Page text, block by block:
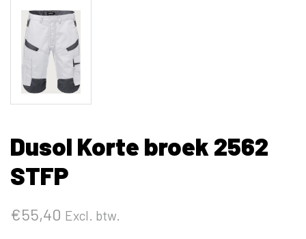
Dusol Korte broek 2562
STFP
€55,40 Excl. btw.